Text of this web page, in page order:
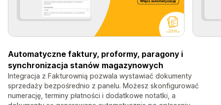
Automatyczne faktury, proformy, paragony i
synchronizacja stanów magazynowych
Integracja z Fakturownią pozwala wystawiać dokumenty
sprzedaży bezpośrednio z panelu. Możesz skonfigurować
numerację, terminy płatności i dodatkowe notatki, a